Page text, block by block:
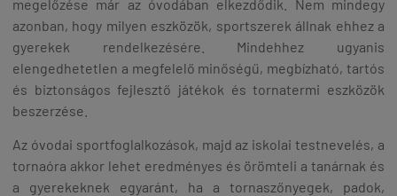
megelőzése már az óvodában elkezdődik. Nem mindegy
azonban, hogy milyen eszközök, sportszerek állnak ehhez a
gyerekek rendelkezésére. Mindehhez ugyanis
elengedhetetlen a megfelelő minőségű, megbízható, tartós
és biztonságos fejlesztő játékok és tornatermi eszközök
beszerzése.
Az óvodai sportfoglalkozások, majd az iskolai testnevelés, a
tornaóra akkor lehet eredményes és örömteli a tanárnak és
a gyerekeknek egyaránt, ha a tornaszőnyegek, padok,